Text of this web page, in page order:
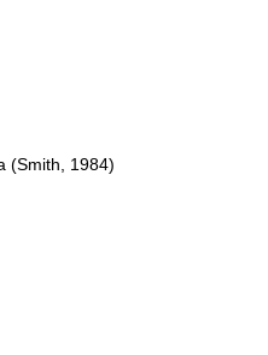
(Smith, 1984)